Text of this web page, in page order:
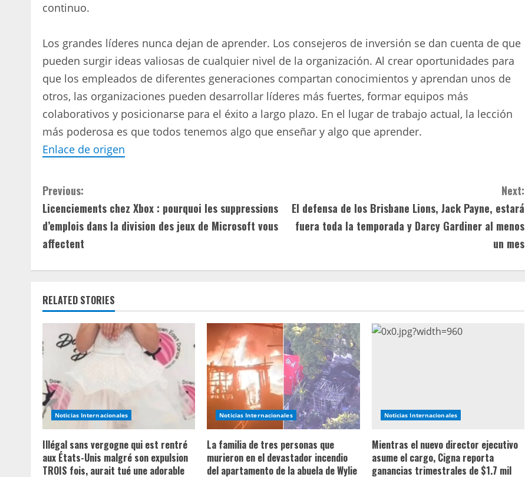
continuo.
Los grandes líderes nunca dejan de aprender. Los consejeros de inversión se dan cuenta de que
pueden surgir ideas valiosas de cualquier nivel de la organización. Al crear oportunidades para
que los empleados de diferentes generaciones compartan conocimientos y aprendan unos de
otros, las organizaciones pueden desarrollar líderes más fuertes, formar equipos más
colaborativos y posicionarse para el éxito a largo plazo. En el lugar de trabajo actual, la lección
más poderosa es que todos tenemos algo que enseñar y algo que aprender.
Enlace de origen
C
o
n
t
i
n
u
R
e
a
d
Previous:
Licenciements chez Xbox : pourquoi les suppressions
d’emplois dans la division des jeux de Microsoft vous
affectent
Next:
El defensa de los Brisbane Lions, Jack Payne, estará
fuera toda la temporada y Darcy Gardiner al menos
un mes
RELATED STORIES
Noticias Internacionales
Illégal sans vergogne qui est rentré
aux États-Unis malgré son expulsion
TROIS fois, aurait tué une adorable
Noticias Internacionales
La familia de tres personas que
murieron en el devastador incendio
del apartamento de la abuela de Wylie
Noticias Internacionales
Mientras el nuevo director ejecutivo
asume el cargo, Cigna reporta
ganancias trimestrales de $1.7 mil